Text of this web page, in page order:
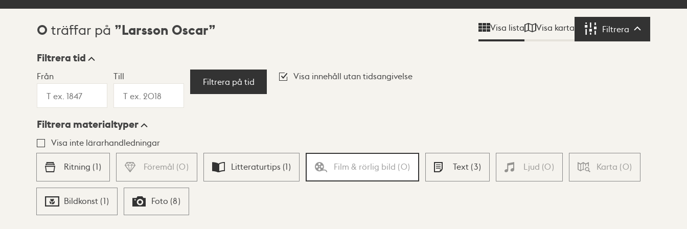
Sökresultat
0 träffar på Larsson Oscar Visa lista Visa karta Filtrera Filtrera
Visningsläge
Lista Karta
Filtrera tid
Från Till
Filtrera på tid
Visa innehåll utan tidsangivelse
Filtrera materialtyper
Visa inte lärarhandledningar
Ritning (1) Föremål (0) Litteraturtips (1) Film & rörlig bild (0) Text (3) Ljud (0) Karta (0)
Bildkonst (1) Foto (8)